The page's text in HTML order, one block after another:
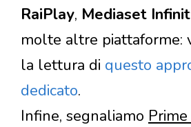
RaiPlay, Mediaset
molte altre piattaforme:
la lettura di questo
dedicato.
Infine, segnaliamo